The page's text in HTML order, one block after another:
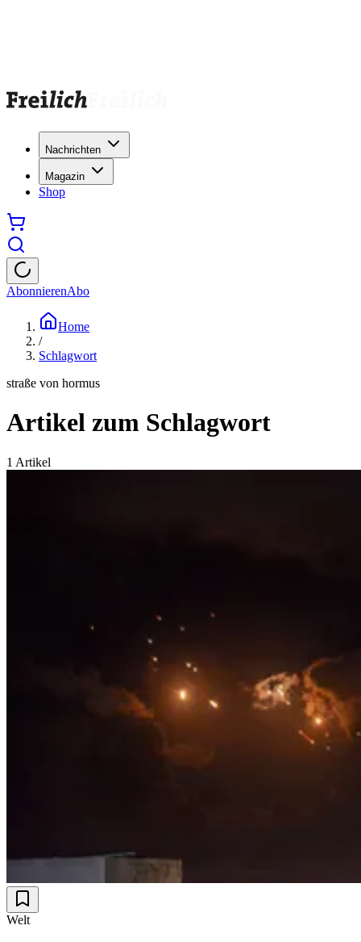
Nachrichten
Magazin
Shop
AbonnierenAbo
Home
/
Schlagwort
straße von hormus
Artikel zum Schlagwort
1 Artikel
Welt